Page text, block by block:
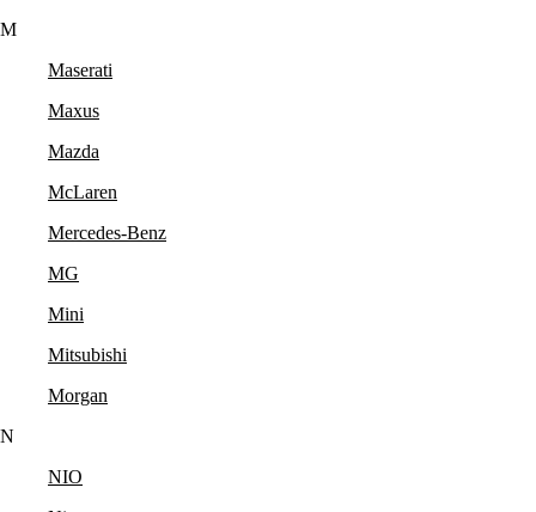
M
Maserati
Maxus
Mazda
McLaren
Mercedes-Benz
MG
Mini
Mitsubishi
Morgan
N
NIO